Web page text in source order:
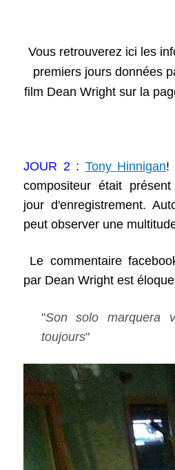
Vous retrouverez ici les
premiers jours données
film Dean Wright sur la
JOUR 2 : Tony Hinnigan!
compositeur était
jour d'enregistrement.
peut observer une
Le commentaire
par Dean Wright est
"Son solo marquera
toujours"